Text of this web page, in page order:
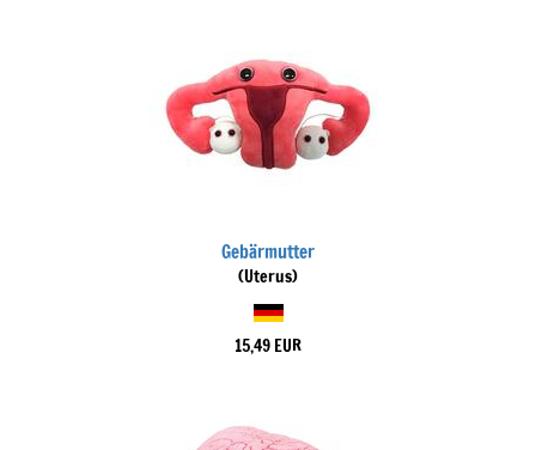
Gebärmutter
(Uterus)
15,49 EUR